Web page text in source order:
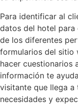
Para identificar al
datos del hotel para
de los diferentes
formularios del sitio
hacer cuestionarios
información te
visitante que llega a
necesidades y